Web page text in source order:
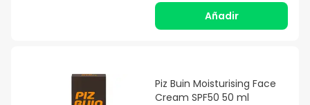
Añadir
Piz Buin Moisturising Face
Cream SPF50 50 ml